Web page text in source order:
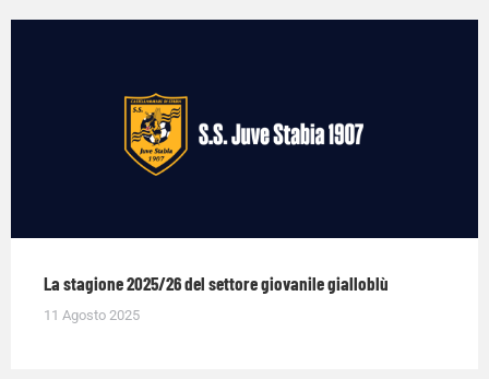
La stagione 2025/26 del settore giovanile gialloblù
11 Agosto 2025